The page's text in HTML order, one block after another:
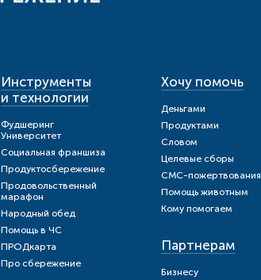
Инструменты
и технологии
Фудшеринг
Университет
Социальная франшиза
Продуктосбережение
Продовольственный
марафон
Народный обед
Помощь в ЧС
ПРОДкарта
Про сбережение
Хочу помочь
Деньгами
Продуктами
Словом
Целевые сборы
СМС-пожертвования
Помощь животным
Кому помогаем
Партнерам
Бизнесу